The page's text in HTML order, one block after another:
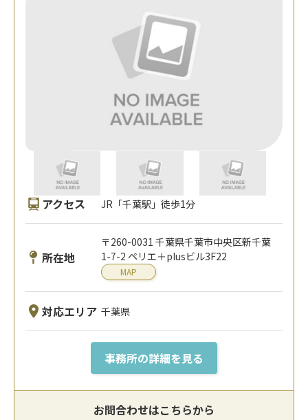
アクセス JR「千葉駅」徒歩1分
所在地
〒260-0031 千葉県千葉市中央区新千葉
1-7-2 ペリエ＋plusビル3F22
MAP
対応エリア 千葉県
事務所の詳細を見る
お問合わせはこちらから